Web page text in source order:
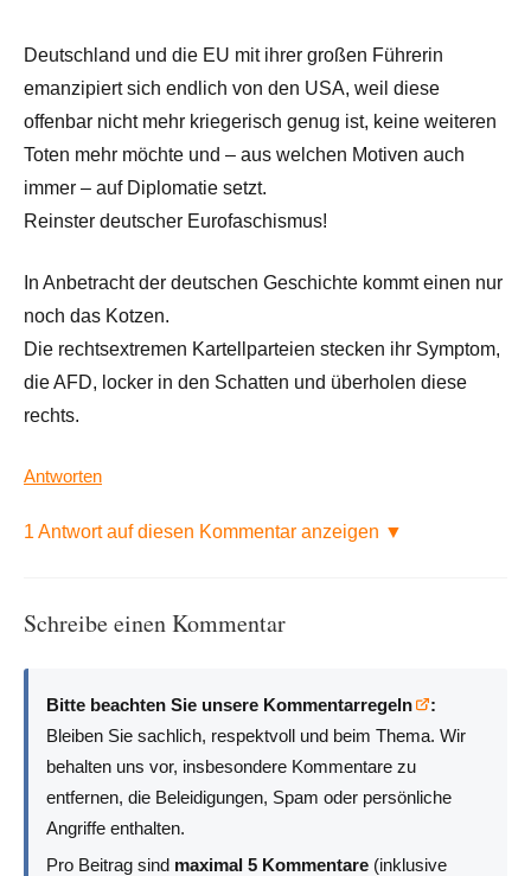
Deutschland und die EU mit ihrer großen Führerin
emanzipiert sich endlich von den USA, weil diese
offenbar nicht mehr kriegerisch genug ist, keine weiteren
Toten mehr möchte und – aus welchen Motiven auch
immer – auf Diplomatie setzt.
Reinster deutscher Eurofaschismus!
In Anbetracht der deutschen Geschichte kommt einen nur
noch das Kotzen.
Die rechtsextremen Kartellparteien stecken ihr Symptom,
die AFD, locker in den Schatten und überholen diese
rechts.
Antworten
1 Antwort auf diesen Kommentar anzeigen ▼
Schreibe einen Kommentar
Bitte beachten Sie unsere Kommentarregeln
:
Bleiben Sie sachlich, respektvoll und beim Thema. Wir
behalten uns vor, insbesondere Kommentare zu
entfernen, die Beleidigungen, Spam oder persönliche
Angriffe enthalten.
Pro Beitrag sind maximal 5 Kommentare (inklusive